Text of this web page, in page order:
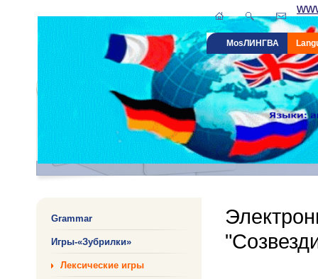
MosЛИНГВА
Grammar
Игры-«Зубрилки»
Лексические игры